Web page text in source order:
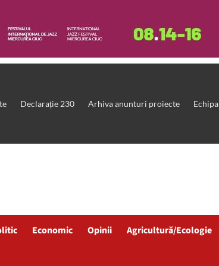
Declarație 230 Arhiva anunturi proiecte Echipa
Economic Opinii Agricultură/Ecologie